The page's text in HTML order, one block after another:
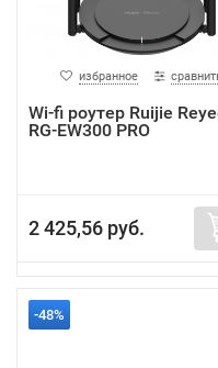
избранное
Wi-fi роутер Ruijie
RG-EW300 PRO
2 425,56 руб.
-48%